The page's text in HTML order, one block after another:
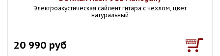
Электроакустическая сайлент гитара с чехлом, цвет
натуральный
20 990 руб